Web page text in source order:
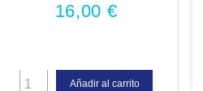
16,00 €
Añadir al carrito